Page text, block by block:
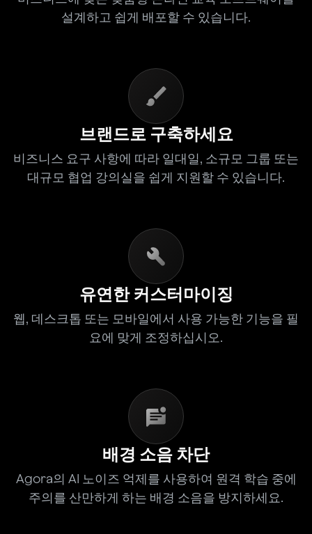
설계하고 쉽게 배포할 수 있습니다.
브랜드로 구축하세요
비즈니스 요구 사항에 따라 일대일, 소규모 그룹 또는
대규모 협업 강의실을 쉽게 지원할 수 있습니다.
유연한 커스터마이징
웹, 데스크톱 또는 모바일에서 사용 가능한 기능을 필
요에 맞게 조정하십시오.
배경 소음 차단
Agora의 AI 노이즈 억제를 사용하여 원격 학습 중에
주의를 산만하게 하는 배경 소음을 방지하세요.